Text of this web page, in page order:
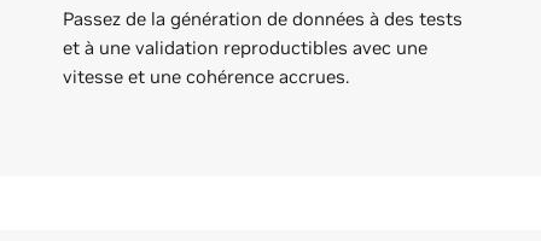
Passez de la génération de données à des tests
et à une validation reproductibles avec une
vitesse et une cohérence accrues.